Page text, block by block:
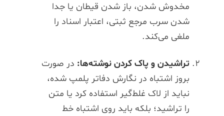
مخدوش شدن، باز شدن قیطان یا جدا
شدن سرب مرجع ثبتی، اعتبار اسناد را
ملغی می‌کند.
تراشیدن و پاک کردن نوشته‌ها: در صورت
بروز اشتباه در نگارش دفاتر پلمپ شده،
نباید از لاک غلط‌گیر استفاده کرد یا متن
را تراشید؛ بلکه باید روی اشتباه خط